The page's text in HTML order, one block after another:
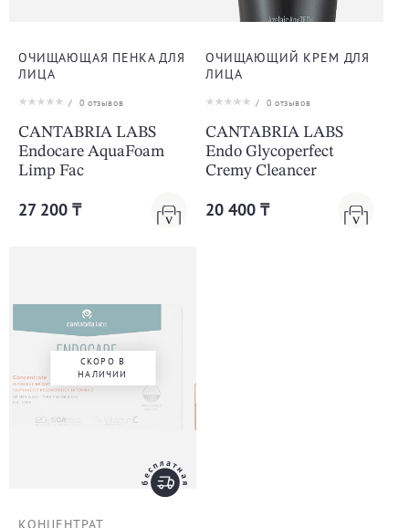
ОЧИЩАЮЩАЯ ПЕНКА ДЛЯ
ЛИЦА
/ 0 отзывов
CANTABRIA LABS
Endocare AquaFoam
Limp Fac
27 200 ₸
ОЧИЩАЮЩИЙ КРЕМ ДЛЯ
ЛИЦА
/ 0 отзывов
CANTABRIA LABS
Endo Glycoperfect
Cremy Cleancer
20 400 ₸
СКОРО В
НАЛИЧИИ
КОНЦЕНТРАТ